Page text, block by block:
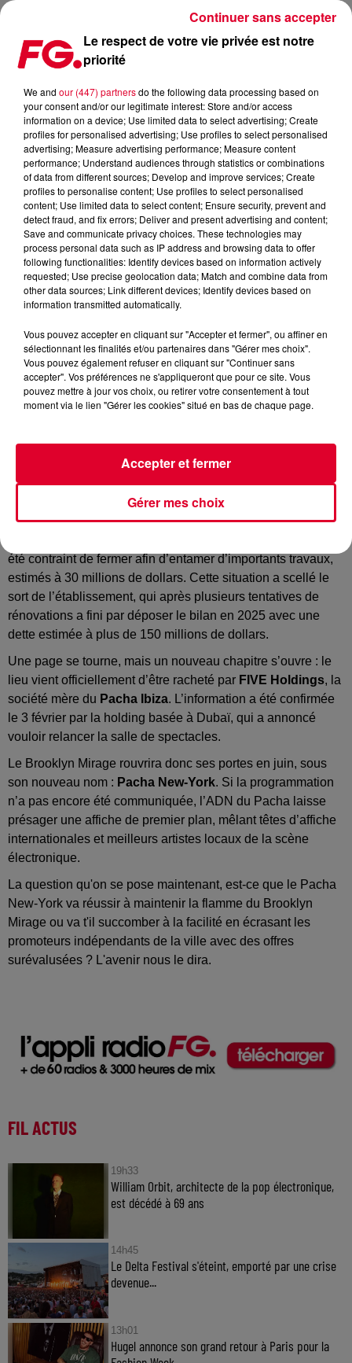
LE BROOKLYN MIRAGE DEVIENT LE PACHA NEW-YORK
Publié : 4 février 2026 à 16h21 par Jean-Baptiste Blandin
Brooklyn Mirage
Crédit :YouTube : John Summit at Brooklyn Mirage
C’est officiel, après plus d’un an de fermeture, le
Brooklyn Mirage s’apprête à rouvrir ses portes sous le
Lieu mythique de la nuit new-yorkaise, le
David Guetta
été contraint de fermer afin d’entamer d’importants travaux,
estimés à 30 millions de dollars. Cette situation a scellé le
sort de l’établissement, qui après plusieurs tentatives de
rénovations a fini par déposer le bilan en 2025 avec une
dette estimée à plus de 150 millions de dollars.
Une page se tourne, mais un nouveau chapitre s’ouvre : le
lieu vient officiellement d’être racheté par FIVE Holdings, la
société mère du Pacha Ibiza. L’information a été confirmée
le 3 février par la holding basée à Dubaï, qui a annoncé
vouloir relancer la salle de spectacles.
Le Brooklyn Mirage rouvrira donc ses portes en juin, sous
son nouveau nom : Pacha New-York. Si la programmation
n’a pas encore été communiquée, l’ADN du Pacha laisse
présager une affiche de premier plan, mêlant têtes d’affiche
internationales et meilleurs artistes locaux de la scène
électronique.
La question qu'on se pose maintenant, est-ce que le Pacha
New-York va réussir à maintenir la flamme du Brooklyn
Mirage ou va t'il succomber à la facilité en écrasant les
promoteurs indépendants de la ville avec des offres
surévalusées ? L'avenir nous le dira.
FIL ACTUS
19h33
William Orbit, architecte de la pop électronique,
est décédé à 69 ans
14h45
Le Delta Festival s'éteint, emporté par une crise
devenue...
13h01
Hugel annonce son grand retour à Paris pour la
Le respect de votre vie privée est notre
priorité
We and our (447) partnersdo the following data processing based on
your consent and/or our legitimate interest: Store and/or access
information on a device; Use limited data to select advertising; Create
profiles for personalised advertising; Use profiles to select personalised
advertising; Measure advertising performance; Measure content
performance; Understand audiences through statistics or combinations
of data from different sources; Develop and improve services; Create
profiles to personalise content; Use profiles to select personalised
content; Use limited data to select content; Ensure security, prevent and
detect fraud, and fix errors; Deliver and present advertising and content;
Save and communicate privacy choices. These technologies may
process personal data such as IP address and browsing data to offer
following functionalities: Identify devices based on information actively
requested; Use precise geolocation data; Match and combine data from
other data sources; Link different devices; Identify devices based on
information transmitted automatically.
Vous pouvez accepter en cliquant sur "Accepter et fermer", ou affiner en
sélectionnant les finalités et/ou partenaires dans "Gérer mes choix".
Vous pouvez également refuser en cliquant sur "Continuer sans
accepter". Vos préférences ne s'appliqueront que pour ce site. Vous
pouvez mettre à jour vos choix, ou retirer votre consentement à tout
moment via le lien "Gérer les cookies" situé en bas de chaque page.
Gérer mes choix
Accepter et fermer
Continuer sans accepter